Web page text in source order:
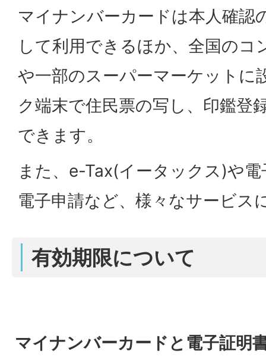
マイナンバーカードは本人確認
して利用できるほか、全国のコ
や一部のスーパーマーケットに
ク端末で住民票の写し、印鑑登
できます。
また、e-Tax(イータックス)や
電子申請など、様々なサービス
有効期限について
マイナンバーカードと電子証明